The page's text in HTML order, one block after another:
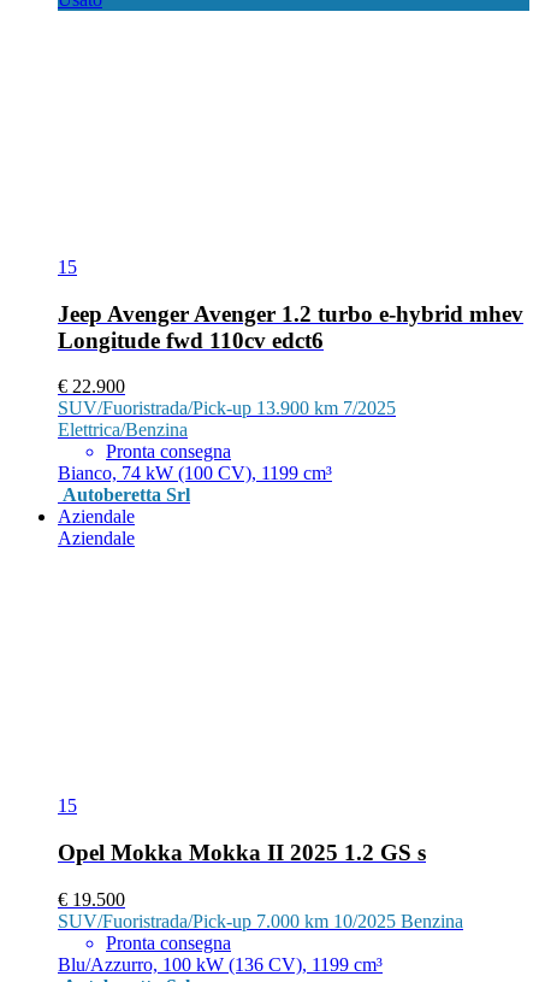
15
Jeep Avenger Avenger 1.2 turbo e-hybrid mhev
Longitude fwd 110cv edct6
€ 22.900
SUV/Fuoristrada/Pick-up 13.900 km 7/2025
Elettrica/Benzina
Pronta consegna
Bianco, 74 kW (100 CV), 1199 cm³
Autoberetta Srl
Aziendale
Aziendale
15
Opel Mokka Mokka II 2025 1.2 GS s
€ 19.500
SUV/Fuoristrada/Pick-up 7.000 km 10/2025 Benzina
Pronta consegna
Blu/Azzurro, 100 kW (136 CV), 1199 cm³